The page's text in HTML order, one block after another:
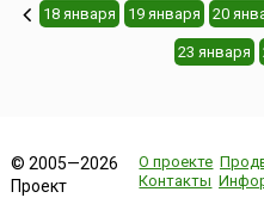
18 января 19 января 20
23 января
© 2005—2026
Проект
О проекте
Контакты